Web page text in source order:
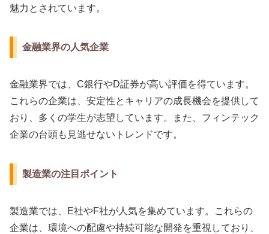
魅力とされています。
金融業界の人気企業
金融業界では、C銀行やD証券が高い評価を得ています。
これらの企業は、安定性とキャリアの成長機会を提供して
おり、多くの学生が志望しています。また、フィンテック
企業の台頭も見逃せないトレンドです。
製造業の注目ポイント
製造業では、E社やF社が人気を集めています。これらの
企業は、環境への配慮や持続可能な開発を重視しており、